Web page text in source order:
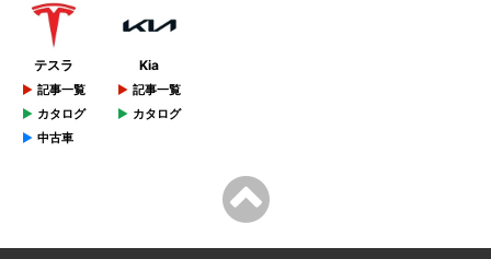
テスラ
記事一覧
カタログ
中古車
Kia
記事一覧
カタログ